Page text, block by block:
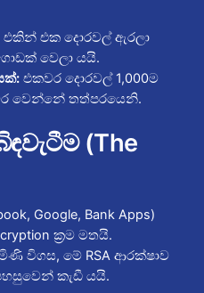
එකින් එක දොරවල් ඇරලා
වෙලා යයි.
එකවර දොරවල් 1,000ම
වෙන්නේ තත්පරයෙනි.
(The
Google, Bank Apps)
ක්‍රම මතයි.
විගස, මේ RSA ආරක්ෂාව
කැඩී යයි.